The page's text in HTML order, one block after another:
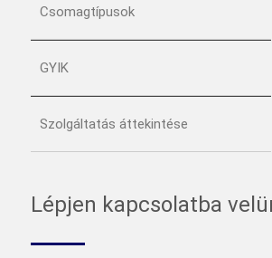
Csomagtípusok
GYIK
Szolgáltatás áttekintése
Lépjen kapcsolatba